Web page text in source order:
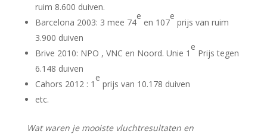
ruim 8.600 duiven.
Barcelona 2003: 3 mee 74
e
en 107
e
prijs van ruim
3.900 duiven
Brive 2010: NPO , VNC en Noord. Unie 1
e
Prijs tegen
6.148 duiven
Cahors 2012 : 1
e
prijs van 10.178 duiven
etc.
Wat waren je mooiste vluchtresultaten en